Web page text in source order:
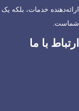
ارائه‌دهنده خدمات، بلکه
شماست.
ارتباط با ما